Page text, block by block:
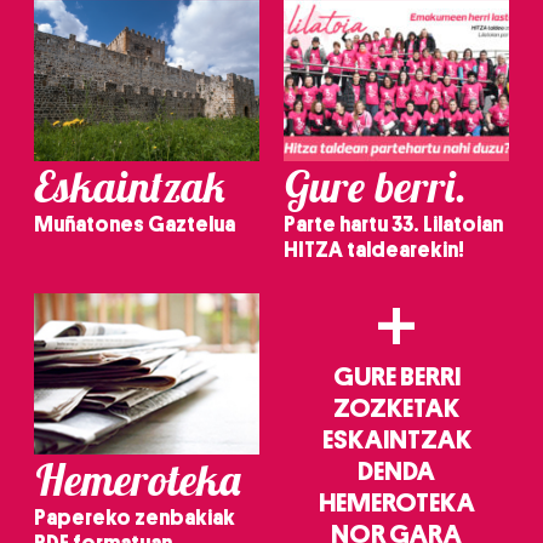
Eskaintzak
Muñatones Gaztelua
Gure berri.
Parte hartu 33. Lilatoian
HITZA taldearekin!
Hemeroteka
Papereko zenbakiak
+
GURE BERRI
ZOZKETAK
ESKAINTZAK
DENDA
HEMEROTEKA
NOR GARA